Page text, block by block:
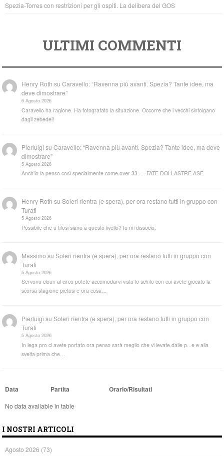
Spezia-Torres con restrizioni per gli ospiti. La delibera del GOS
ULTIMI COMMENTI
Henry Roth suCaravello: “Ravenna più avanti. Spezia? Tante idee, ma
deve dimostrare”
6 Agosto 2026
Caravello ha ragione. Ha fotografato la situazione. Occorre che i vecchi sintolgano
dagli zebedei!
Pierluigi suCaravello: “Ravenna più avanti. Spezia? Tante idee, ma deve
dimostrare”
5 Agosto 2026
Anch'io la penso così specialmente come over 33..... FATE DOI LASTRE ASE
Henry Roth suSoleri rientra (e spera), per ora restano tutti in gruppo con
Turati
5 Agosto 2026
Possibile che u tifosi siano a questo livello? Io mi dissocio.
Massimo suSoleri rientra (e spera), per ora restano tutti in gruppo con
Turati
5 Agosto 2026
Servono cloun al circo potete accomodarvi visto lo schifo con cui avete giocato la
scorsa stagione pietosi e ora cosa…
Pierluigi suSoleri rientra (e spera), per ora restano tutti in gruppo con
Turati
5 Agosto 2026
In lega pro ci avete portato ora penso sarà meglio che vi levate dalle p...e e alla
svelta prima che…
Data Partita Orario/Risultati
No data available in table
I NOSTRI ARTICOLI
Agosto 2026 (73)